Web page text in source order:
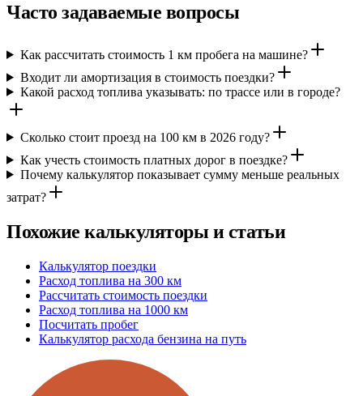
Часто задаваемые вопросы
Как рассчитать стоимость 1 км пробега на машине?
Входит ли амортизация в стоимость поездки?
Какой расход топлива указывать: по трассе или в городе?
Сколько стоит проезд на 100 км в 2026 году?
Как учесть стоимость платных дорог в поездке?
Почему калькулятор показывает сумму меньше реальных
затрат?
Похожие калькуляторы и статьи
Калькулятор поездки
Расход топлива на 300 км
Рассчитать стоимость поездки
Расход топлива на 1000 км
Посчитать пробег
Калькулятор расхода бензина на путь